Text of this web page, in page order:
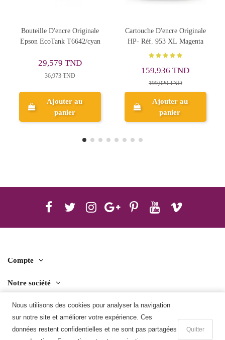
Nous utilisons des cookies pour analyser la navigation
sur notre site et améliorer votre expérience. Ces
données restent confidentielles et ne sont pas partagées
Quitter
Cartouche D'encre Originale
HP- Réf. 953 XL Magenta
Ajouter au
panier
Bouteille D'encre Adaptable
Premium Ink HP HGT52
100 ML - Yellow
8,247 TND
Ajouter au
panier
Compte
Notre société
Contact us
Télécharger l'application mobile